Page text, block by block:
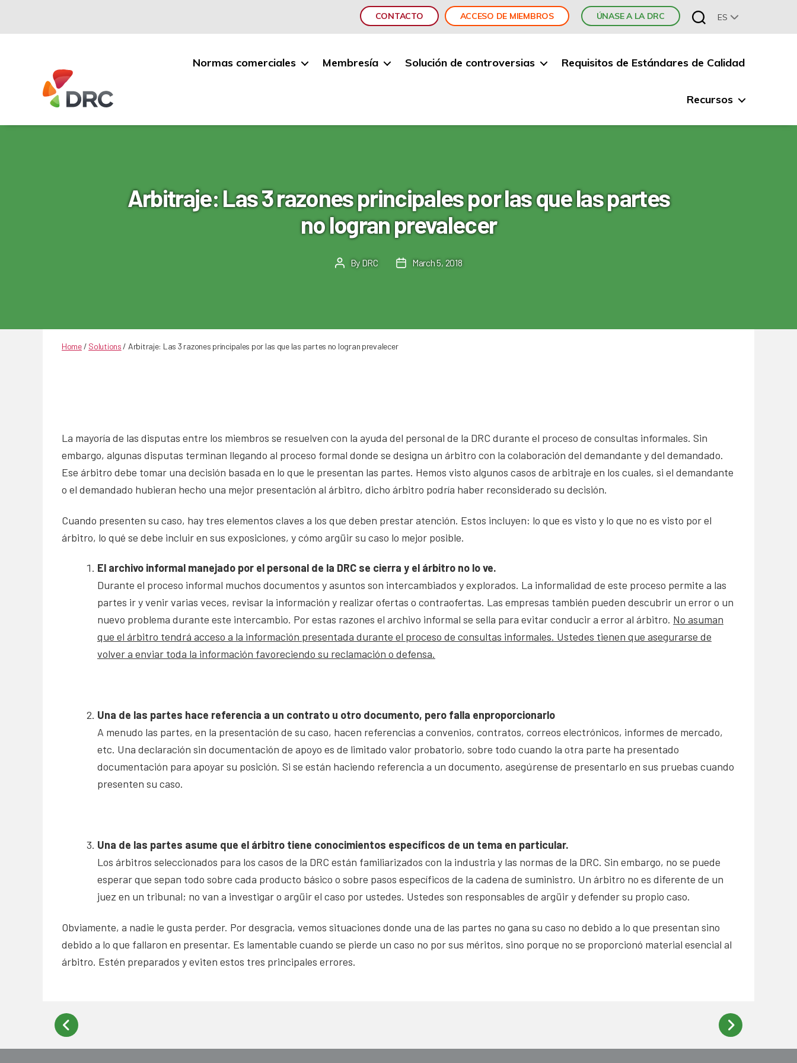
CONTACTO ACCESO DE MIEMBROS ÚNASE A LA DRC ES
and
Normas comerciales Membresía Solución de controversias Requisitos de Estándares de Calidad
Recursos
Arbitraje: Las 3 razones principales por las que las partes
no logran prevalecer
Post
By DRC
PostMarch 5, 2018
Home/ Solutions / Arbitraje: Las 3 razones principales por las que las partes no logran prevalecer
La mayoría de las disputas entre los miembros se resuelven con la ayuda del personal de la DRC durante el proceso de consultas informales. Sin
embargo, algunas disputas terminan llegando al proceso formal donde se designa un árbitro con la colaboración del demandante y del demandado.
Ese árbitro debe tomar una decisión basada en lo que le presentan las partes. Hemos visto algunos casos de arbitraje en los cuales, si el demandante
o el demandado hubieran hecho una mejor presentación al árbitro, dicho árbitro podría haber reconsiderado su decisión.
Cuando presenten su caso, hay tres elementos claves a los que deben prestar atención. Estos incluyen: lo que es visto y lo que no es visto por el
árbitro, lo qué se debe incluir en sus exposiciones, y cómo argüir su caso lo mejor posible.
El archivo informal manejado por el personal de la DRC se cierra y el árbitro no lo ve.
Durante el proceso informal muchos documentos y asuntos son intercambiados y explorados. La informalidad de este proceso permite a las
partes ir y venir varias veces, revisar la información y realizar ofertas o contraofertas. Las empresas también pueden descubrir un error o un
nuevo problema durante este intercambio. Por estas razones el archivo informal se sella para evitar conducir a error al árbitro. No asuman
que el árbitro tendrá acceso a la información presentada durante el proceso de consultas informales. Ustedes tienen que asegurarse de
volver a enviar toda la información favoreciendo su reclamación o defensa.
Una de las partes hace referencia a un contrato u otro documento, pero falla enproporcionarlo
A menudo las partes, en la presentación de su caso, hacen referencias a convenios, contratos, correos electrónicos, informes de mercado,
etc. Una declaración sin documentación de apoyo es de limitado valor probatorio, sobre todo cuando la otra parte ha presentado
documentación para apoyar su posición. Si se están haciendo referencia a un documento, asegúrense de presentarlo en sus pruebas cuando
presenten su caso.
Una de las partes asume que el árbitro tiene conocimientos específicos de un tema en particular.
Los árbitros seleccionados para los casos de la DRC están familiarizados con la industria y las normas de la DRC. Sin embargo, no se puede
esperar que sepan todo sobre cada producto básico o sobre pasos específicos de la cadena de suministro. Un árbitro no es diferente de un
juez en un tribunal; no van a investigar o argüir el caso por ustedes. Ustedes son responsables de argüir y defender su propio caso.
Obviamente, a nadie le gusta perder. Por desgracia, vemos situaciones donde una de las partes no gana su caso no debido a lo que presentan sino
debido a lo que fallaron en presentar. Es lamentable cuando se pierde un caso no por sus méritos, sino porque no se proporcionó material esencial al
árbitro. Estén preparados y eviten estos tres principales errores.